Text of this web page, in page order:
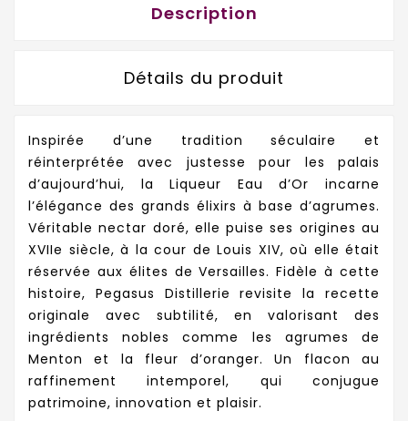
Description
Détails du produit
Inspirée d’une tradition séculaire et
réinterprétée avec justesse pour les palais
d’aujourd’hui, la Liqueur Eau d’Or incarne
l’élégance des grands élixirs à base d’agrumes.
Véritable nectar doré, elle puise ses origines au
XVIIe siècle, à la cour de Louis XIV, où elle était
réservée aux élites de Versailles. Fidèle à cette
histoire, Pegasus Distillerie revisite la recette
originale avec subtilité, en valorisant des
ingrédients nobles comme les agrumes de
Menton et la fleur d’oranger. Un flacon au
raffinement intemporel, qui conjugue
patrimoine, innovation et plaisir.